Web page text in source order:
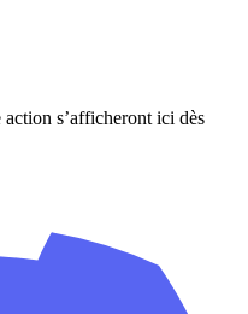
s’afficheront ici dès